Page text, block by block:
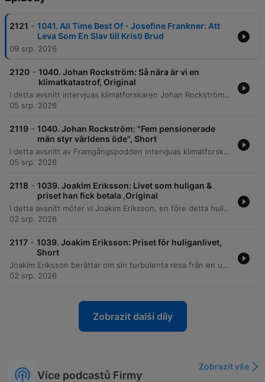
2121 - 1041. All Time Best Of - Josefine Frankner: Att
Leva Som En Slav till Kristi Brud
09 srp. 2026
2120 - 1040. Johan Rockström: Så nära är vi en
klimatkatastrof, Original
I detta avsnitt intervjuas klimatforskaren Johan Rockström om de akuta riskerna med den globala uppvärmningen och planetära gränser. Han diskuterar vikten av energiomställning, risken för tipppunkter i ekosystem som Amazonas, samt hur uppvärmningstakten nu har accelererat. Samtalet belyser de vetenskapliga bevisen för att uppvärmningen accelererar och risken för att vi kraschar genom 1,5-gradersmålet. Rockström föreslår även införandet av ett globalt pris på koldioxid samt vikten av att ha satt vetenskapligt baserade planetära gränser för världsekonomin.
05 srp. 2026
2119 - 1040. Johan Rockström: "Fem pensionerade
män styr världens öde", Short
I detta avsnitt av Framgångspodden intervjuas klimatforskaren Johan Rockström om de akuta riskerna för en klimatkollaps, planetära gränser och risken för tipppunkter i ekosystem som Amazonas. Han diskuterar även hur den vetenskapliga bekräftelsen visar att uppvärmningstakten accelererar. Vidare reflekterar Rockström över global politisk osäkerhet och hur världens fokus på ett fåtal ledare försvårar hållbarhetsomställningen. Han föreslår historiska korrigeringar, såsom planetära gränser och globala koldioxidpriser, samt ser möjligheter till snabb förändring genom kriser.
05 srp. 2026
2118 - 1039. Joakim Eriksson: Livet som huligan &
priset han fick betala ,Original
I detta avsnitt möter vi Joakim Eriksson, en före detta huliganledare för Djurgårdens IF, som delar med sig av sin turbulenta livshistoria. Från en uppväxt präglad av brist på manliga förebilder och tidig kriminalitet, till att bli en central figur i den våldsamma supporterkulturen under 90-talet, beskriver han hur behovet av bekräftelse drev honom in i ett liv av vapen, knivslagsmål och gängkriminalitet. Berättelsen fortsätter genom en djup personlig kris där ett dubbelliv som ledare i DFG gradvis ersattes av missbruk, psykos och hemlöshet. Joakim reflekterar över sin resa från destruktiva flyktbeteenden till att finna stabilitet i nykterhet, och belyser hur traumatiska upplevelser av skam formade hans identitet.
02 srp. 2026
2117 - 1039. Joakim Eriksson: Priset för huliganlivet,
Short
Joakim Eriksson berättar om sin turbulenta resa från en uppväxt i Rissne präglad av sökandet efter förebilder till sin tid som ledare för huliganlaget DFG. Han delar med sig av de mörka åren med våld, gängkriminalitet, drogberoende och psykoser, vilket ledde till hemlöshet och självmordsförsök. Efter en period av djup kris reflekterar Joakim över behovet av manliga förebilder och de emotionella konsekvenserna av sitt förflutna. Han avslutar med att berätta om sin väg mot återhämtning och hur han idag lever ett nyktert liv.
02 srp. 2026
Zobrazit další díly
Více podcastů Firmy
Zobrazit vše